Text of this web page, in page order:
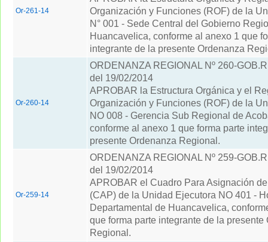
Or-261-14
Organización y Funciones (ROF) de la
N° 001 - Sede Central del Gobierno
Huancavelica, conforme al anexo 1 que
integrante de la presente Ordenanza
Or-260-14
ORDENANZA REGIONAL Nº 260-
del 19/02/2014
APROBAR la Estructura Orgánica y el
Organización y Funciones (ROF) de la
NO 008 - Gerencia Sub Regional de
conforme al anexo 1 que forma parte
presente Ordenanza Regional.
Or-259-14
ORDENANZA REGIONAL Nº 259-
del 19/02/2014
APROBAR el Cuadro Para Asignación
(CAP) de la Unidad Ejecutora NO 401 -
Departamental de Huancavelica,
que forma parte integrante de la presente
Regional.